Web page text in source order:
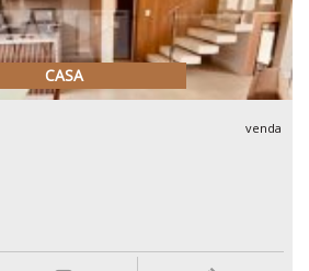
CASA
venda